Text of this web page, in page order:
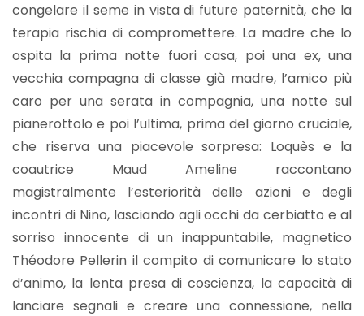
congelare il seme in vista di future paternità, che la
terapia rischia di compromettere. La madre che lo
ospita la prima notte fuori casa, poi una ex, una
vecchia compagna di classe già madre, l’amico più
caro per una serata in compagnia, una notte sul
pianerottolo e poi l’ultima, prima del giorno cruciale,
che riserva una piacevole sorpresa: Loquès e la
coautrice Maud Ameline raccontano
magistralmente l’esteriorità delle azioni e degli
incontri di Nino, lasciando agli occhi da cerbiatto e al
sorriso innocente di un inappuntabile, magnetico
Théodore Pellerin il compito di comunicare lo stato
d’animo, la lenta presa di coscienza, la capacità di
lanciare segnali e creare una connessione, nella